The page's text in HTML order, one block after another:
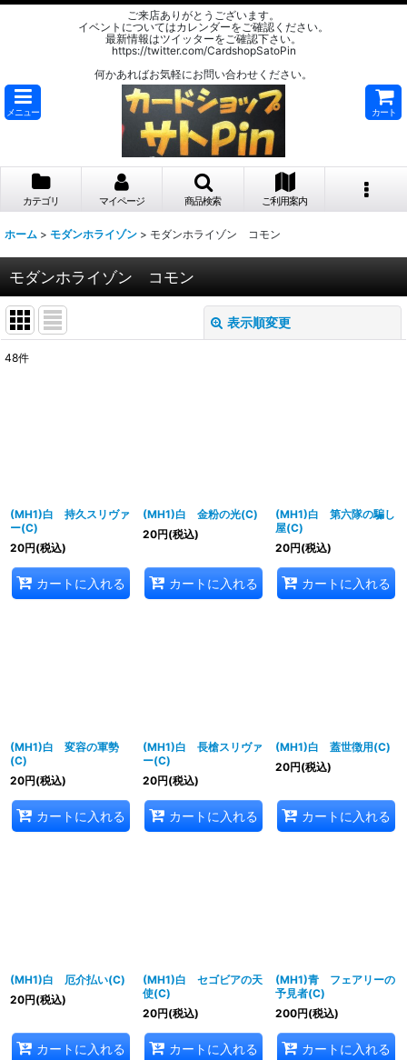
ご来店ありがとうございます。
イベントについてはカレンダーをご確認ください。
最新情報はツイッターをご確認下さい。
https://twitter.com/CardshopSatoPin
何かあればお気軽にお問い合わせください。
メニュー カート
カテゴリ マイページ 商品検索 ご利用案内
ホーム > モダンホライゾン > モダンホライゾン コモン
モダンホライゾン コモン
表示順変更
48件
(MH1)白 持久スリヴァ
ー(C)
20円(税込)
カートに入れる
(MH1)白 金粉の光(C)
20円(税込)
カートに入れる
(MH1)白 第六隊の騙し
屋(C)
20円(税込)
カートに入れる
(MH1)白 変容の軍勢
(C)
20円(税込)
カートに入れる
(MH1)白 長槍スリヴァ
ー(C)
20円(税込)
カートに入れる
(MH1)白 蓋世徴用(C)
20円(税込)
カートに入れる
(MH1)白 厄介払い(C)
20円(税込)
カートに入れる
(MH1)白 セゴビアの天
使(C)
20円(税込)
カートに入れる
(MH1)青 フェアリーの
予見者(C)
200円(税込)
カートに入れる